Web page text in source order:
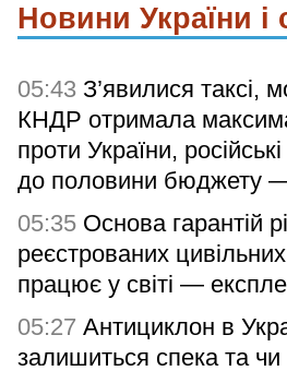
Новини України і
05:43 З’явилися таксі,
КНДР отримала
проти України,
до половини бюджету —
05:35 Основа гарантій
реєстрованих
працює у світі —
05:27 Антициклон в
залишиться спека та